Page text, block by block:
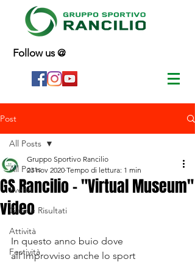
Follow us @
Post
All Posts
Eventi
Gare e Risultati
Attività
Festività
All Posts
GS Rancilio - "Virtual Museum"
video
Gruppo Sportivo Rancilio
23 nov 2020 Tempo di lettura: 1 min
In questo anno buio dove
all’improvviso anche lo sport